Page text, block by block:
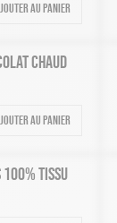
au panier
CHAUD
au panier
100% TISSU